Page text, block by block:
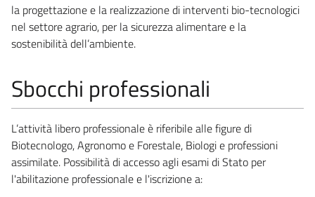
la progettazione e la realizzazione di interventi bio-tecnologici
nel settore agrario, per la sicurezza alimentare e la
sostenibilità dell’ambiente.
Sbocchi professionali
L’attività libero professionale è riferibile alle figure di
Biotecnologo, Agronomo e Forestale, Biologi e professioni
assimilate. Possibilità di accesso agli esami di Stato per
l'abilitazione professionale e l'iscrizione a: